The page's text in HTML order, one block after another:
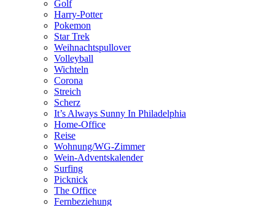
Golf
Harry-Potter
Pokemon
Star Trek
Weihnachtspullover
Volleyball
Wichteln
Corona
Streich
Scherz
It’s Always Sunny In Philadelphia
Home-Office
Reise
Wohnung/WG-Zimmer
Wein-Adventskalender
Surfing
Picknick
The Office
Fernbeziehung